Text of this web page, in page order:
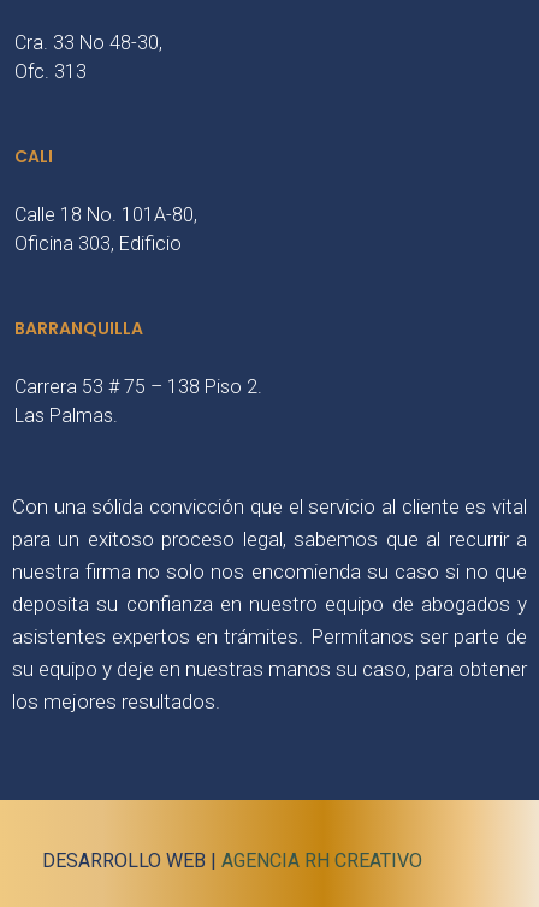
Cra. 33 No 48-30,
Ofc. 313
CALI
Calle 18 No. 101A-80,
Oficina 303, Edificio
BARRANQUILLA
Carrera 53 # 75 – 138 Piso 2.
Las Palmas.
Con una sólida convicción que el servicio al cliente es vital
para un exitoso proceso legal, sabemos que al recurrir a
nuestra firma no solo nos encomienda su caso si no que
deposita su confianza en nuestro equipo de abogados y
asistentes expertos en trámites. Permítanos ser parte de
su equipo y deje en nuestras manos su caso, para obtener
los mejores resultados.
DESARROLLO WEB | AGENCIA RH CREATIVO